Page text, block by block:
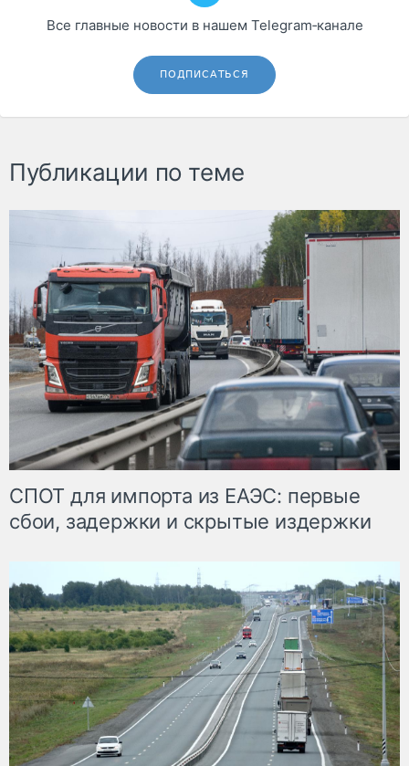
Все главные новости в нашем Telegram‑канале
ПОДПИСАТЬСЯ
Публикации по теме
СПОТ для импорта из ЕАЭС: первые
сбои, задержки и скрытые издержки